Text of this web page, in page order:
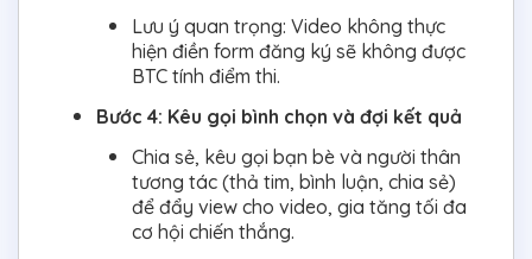
Lưu ý quan trọng: Video không thực
hiện điền form đăng ký sẽ không được
BTC tính điểm thi.
Bước 4: Kêu gọi bình chọn và đợi kết quả
Chia sẻ, kêu gọi bạn bè và người thân
tương tác (thả tim, bình luận, chia sẻ)
để đẩy view cho video, gia tăng tối đa
cơ hội chiến thắng.